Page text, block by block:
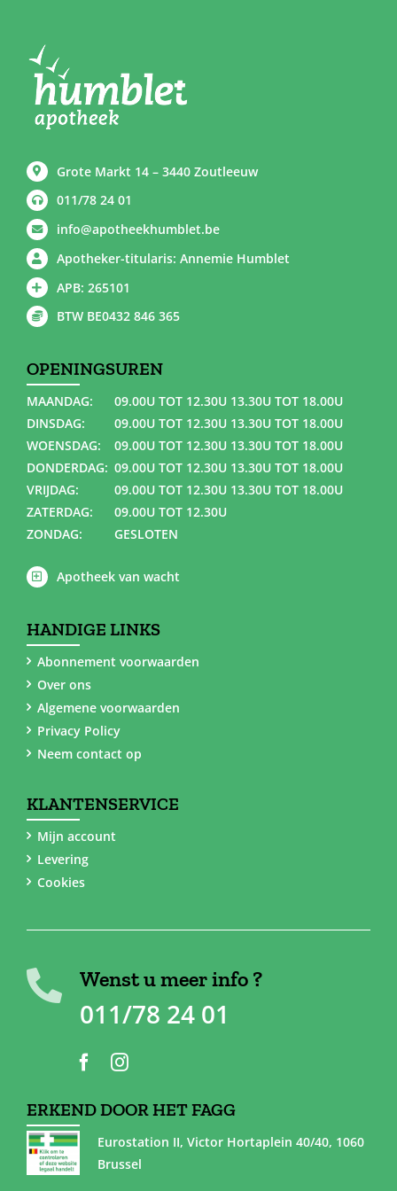
Grote Markt 14 – 3440 Zoutleeuw
011/78 24 01
info@apotheekhumblet.be
Apotheker-titularis: Annemie Humblet
APB: 265101
BTW BE0432 846 365
OPENINGSUREN
MAANDAG:
09.00U TOT 12.30U 13.30U TOT 18.00U
DINSDAG:
09.00U TOT 12.30U 13.30U TOT 18.00U
WOENSDAG:
09.00U TOT 12.30U 13.30U TOT 18.00U
DONDERDAG: 09.00U TOT 12.30U 13.30U TOT 18.00U
VRIJDAG:
09.00U TOT 12.30U 13.30U TOT 18.00U
ZATERDAG:
09.00U TOT 12.30U
ZONDAG:
GESLOTEN
Apotheek van wacht
HANDIGE LINKS
Abonnement voorwaarden
Over ons
Algemene voorwaarden
Privacy Policy
Neem contact op
KLANTENSERVICE
Mijn account
Levering
Cookies
Wenst u meer info ?
011/78 24 01
ERKEND DOOR HET FAGG
Eurostation II, Victor Hortaplein 40/40, 1060
Brussel